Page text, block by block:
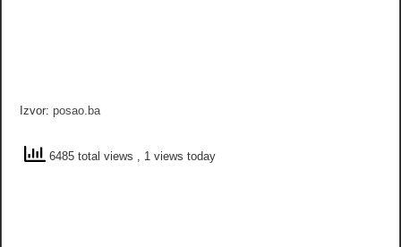
Izvor:posao.ba
6485 total views , 1 views today